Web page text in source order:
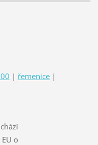
| řemenice |
o